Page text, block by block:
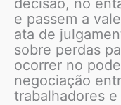
decisão, no
e passem a
ata de
sobre perdas
ocorrer no
negociação
trabalhadores